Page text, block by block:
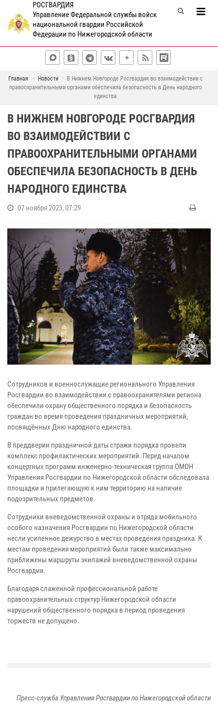
РОСГВАРДИЯ
Управление Федеральной службы войск
национальной гвардии Российской
Федерации по Нижегородской области
Главная Новости
В Нижнем Новгороде Росгвардия во взаимодействии с
правоохранительными органами обеспечила безопасность в День народного
единства
В НИЖНЕМ НОВГОРОДЕ РОСГВАРДИЯ
ВО ВЗАИМОДЕЙСТВИИ С
ПРАВООХРАНИТЕЛЬНЫМИ ОРГАНАМИ
ОБЕСПЕЧИЛА БЕЗОПАСНОСТЬ В ДЕНЬ
НАРОДНОГО ЕДИНСТВА
07 ноября 2023, 07:29
Сотрудников и военнослужащие регионального Управления
Росгвардии во взаимодействии с правоохранителями региона
обеспечили охрану общественного порядка и безопасность
граждан во время проведения праздничных мероприятий,
посвящённых Дню народного единства.
В преддверии праздничной даты стражи порядка провели
комплекс профилактических мероприятий. Перед началом
концертных программ инженерно-техническая группа ОМОН
Управления Росгвардии по Нижегородской области обследовала
площадки и прилегающую к ним территорию на наличие
подозрительных предметов.
Сотрудники вневедомственной охраны и отряда мобильного
особого назначения Росгвардии по Нижегородской области
несли усиленное дежурство в местах проведения праздника. К
местам проведения мероприятий были также максимально
приближены маршруты экипажей вневедомственной охраны
Росгвардии.
Благодаря слаженной профессиональной работе
правоохранительных структур Нижегородской области
нарушений общественного порядка в период проведения
торжеств не допущено.
Пресс-служба Управления Росгвардии по Нижегородской области